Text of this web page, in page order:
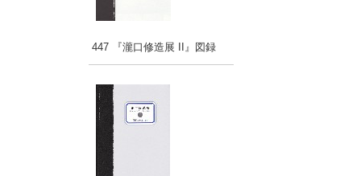
447 『瀧口修造展 II』図録